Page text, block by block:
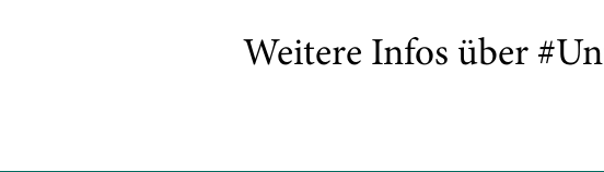
Weitere Infos über